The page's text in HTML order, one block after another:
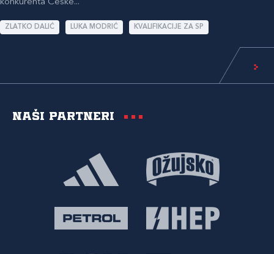
konkurenta Češke...
ZLATKO DALIĆ LUKA MODRIĆ KVALIFIKACIJE ZA SP
Naši partneri